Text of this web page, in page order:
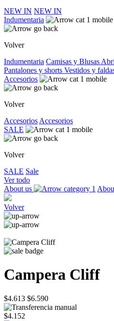
NEW IN NEW IN
Indumentaria
Volver
Indumentaria Camisas y Blusas
Pantalones y shorts Vestidos y
Accesorios
Volver
Accesorios Accesorios
SALE
Volver
SALE Sale
Ver todo
About us
Volver
Campera Cliff
$4.613 $6.590
$4.152